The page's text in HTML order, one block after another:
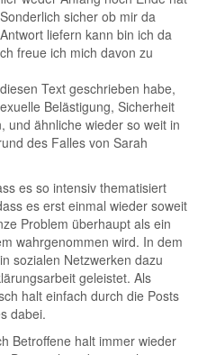
sicher ob mir da
liefern kann bin ich da
freue ich mich davon zu
Text geschrieben habe,
Belästigung, Sicherheit
und ähnliche wieder so weit in
des Falles von Sarah
es so intensiv thematisiert
es erst einmal wieder soweit
Problem überhaupt als ein
wahrgenommen wird. In dem
sozialen Netzwerken dazu
geleistet. Als
halt einfach durch die Posts
dabei.
Betroffene halt immer wieder